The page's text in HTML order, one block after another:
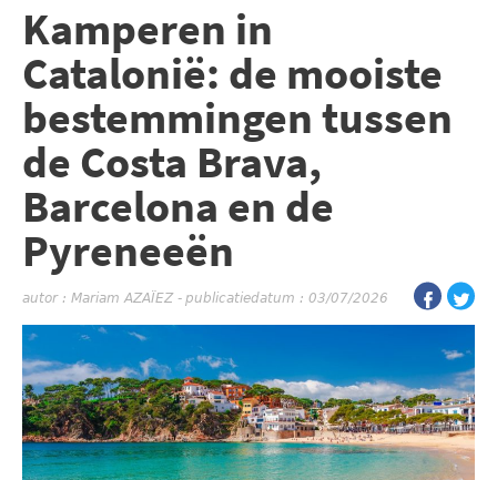
Kamperen in
Catalonië: de mooiste
bestemmingen tussen
de Costa Brava,
Barcelona en de
Pyreneeën
autor : Mariam AZAÏEZ- publicatiedatum : 03/07/2026